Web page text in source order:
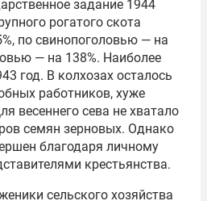
задание 1944
рогатого скота
по свинопоголовью — на
— на 138%. Наиболее
год. В колхозах осталось
работников, хуже
весеннего сева не хватало
семян зерновых. Однако
благодаря личному
крестьянства.
сельского хозяйства